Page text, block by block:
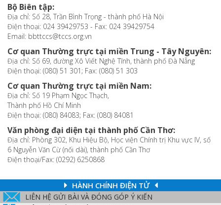
Bộ Biên tập:
Địa chỉ: Số 28, Trần Bình Trọng - thành phố Hà Nội
Điện thoại: 024 39429753 - Fax: 024 39429754
Email: bbttccs@tccs.org.vn
Cơ quan Thường trực tại miền Trung - Tây Nguyên:
Địa chỉ: Số 69, đường Xô Viết Nghệ Tĩnh, thành phố Đà Nẵng
Điện thoại: (080) 51 301; Fax: (080) 51 303
Cơ quan Thường trực tại miền Nam:
Địa chỉ: Số 19 Phạm Ngọc Thạch,
Thành phố Hồ Chí Minh
Điện thoại: (080) 84083; Fax: (080) 84081
Văn phòng đại diện tại thành phố Cần Thơ:
Địa chỉ: Phòng 302, Khu Hiệu Bộ, Học viện Chính trị Khu vực IV, số
6 Nguyễn Văn Cừ (nối dài), thành phố Cần Thơ
Điện thoại/Fax: (0292) 6250868
HÀNH CHÍNH ĐIỆN TỬ
LIÊN HỆ GỬI BÀI VÀ ĐÓNG GÓP Ý KIẾN